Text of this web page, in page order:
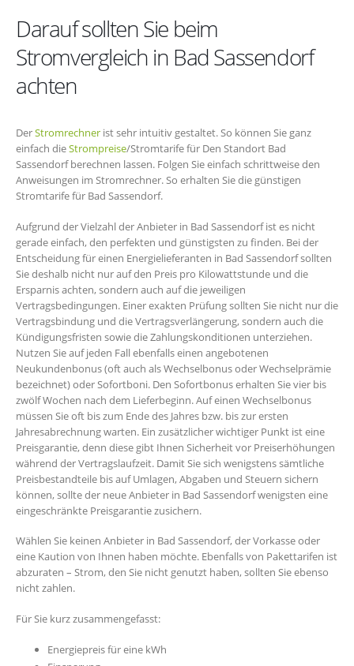
Darauf sollten Sie beim
Stromvergleich in Bad Sassendorf
achten
DerStromrechner ist sehr intuitiv gestaltet. So können Sie ganz
einfach dieStrompreise/Stromtarife für Den Standort Bad
Sassendorf berechnen lassen. Folgen Sie einfach schrittweise den
Anweisungen im Stromrechner. So erhalten Sie die günstigen
Stromtarife für Bad Sassendorf.
Aufgrund der Vielzahl der Anbieter in Bad Sassendorf ist es nicht
gerade einfach, den perfekten und günstigsten zu finden. Bei der
Entscheidung für einen Energielieferanten in Bad Sassendorf sollten
Sie deshalb nicht nur auf den Preis pro Kilowattstunde und die
Ersparnis achten, sondern auch auf die jeweiligen
Vertragsbedingungen. Einer exakten Prüfung sollten Sie nicht nur die
Vertragsbindung und die Vertragsverlängerung, sondern auch die
Kündigungsfristen sowie die Zahlungskonditionen unterziehen.
Nutzen Sie auf jeden Fall ebenfalls einen angebotenen
Neukundenbonus (oft auch als Wechselbonus oder Wechselprämie
bezeichnet) oder Sofortboni. Den Sofortbonus erhalten Sie vier bis
zwölf Wochen nach dem Lieferbeginn. Auf einen Wechselbonus
müssen Sie oft bis zum Ende des Jahres bzw. bis zur ersten
Jahresabrechnung warten. Ein zusätzlicher wichtiger Punkt ist eine
Preisgarantie, denn diese gibt Ihnen Sicherheit vor Preiserhöhungen
während der Vertragslaufzeit. Damit Sie sich wenigstens sämtliche
Preisbestandteile bis auf Umlagen, Abgaben und Steuern sichern
können, sollte der neue Anbieter in Bad Sassendorf wenigsten eine
eingeschränkte Preisgarantie zusichern.
Wählen Sie keinen Anbieter in Bad Sassendorf, der Vorkasse oder
eine Kaution von Ihnen haben möchte. Ebenfalls von Pakettarifen ist
abzuraten – Strom, den Sie nicht genutzt haben, sollten Sie ebenso
nicht zahlen.
Für Sie kurz zusammengefasst:
Energiepreis für eine kWh